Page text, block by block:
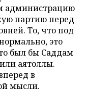
администрацию
партию перед
То, что под
это
был бы Саддам
аятоллы.
в
мысли.